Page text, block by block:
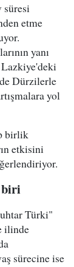
süresi
etme
yanı
Lazkiye'deki
Dürzilerle
yol
birlik
etkisini
biri
Türki"
ilinde
sürecine ise